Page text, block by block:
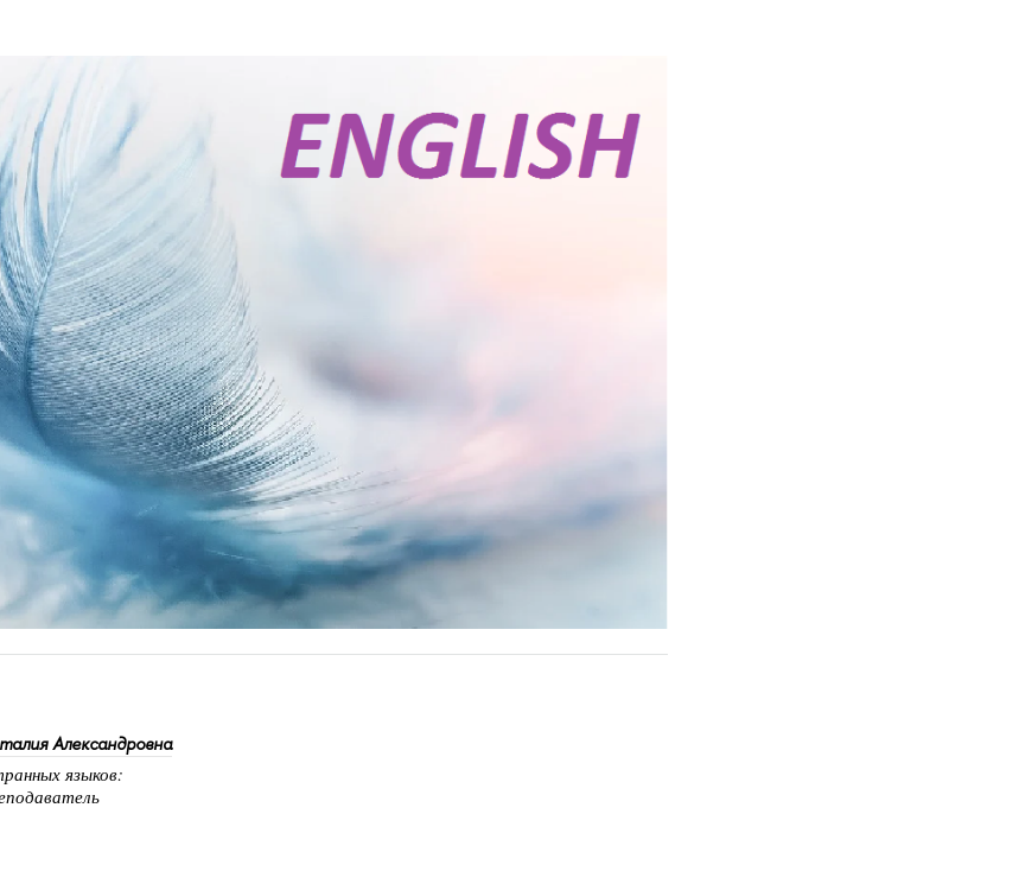
Александровна
языков: